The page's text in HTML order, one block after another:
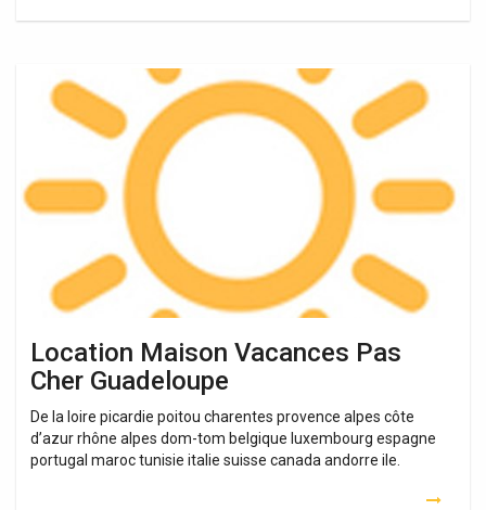
Location Maison Vacances Pas
Cher Guadeloupe
De la loire picardie poitou charentes provence alpes côte
d’azur rhône alpes dom-tom belgique luxembourg espagne
portugal maroc tunisie italie suisse canada andorre ile.
Maison
Vacances
Guadeloupe